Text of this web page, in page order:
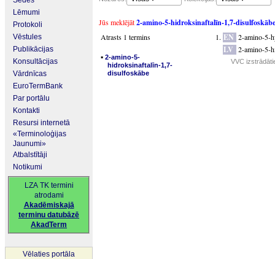
Lēmumi
Protokoli
Vēstules
Publikācijas
Konsultācijas
Vārdnīcas
EuroTermBank
Par portālu
Kontakti
Resursi internetā
«Terminoloģijas
Jaunumi»
Atbalstītāji
Notikumi
LZA TK termini
atrodami
Akadēmiskajā
terminu datubāzē
AkadTerm
Vēlaties portāla
Jūs meklējāt2-amino-5-hidroksinaftalīn-1,7-disulfoskābe
Atrasts 1 termins
▪ 2-amino-5-
hidroksinaftalīn-1,7-
disulfoskābe
EN 2-amino-5-
LV 2-amino-5-
VVC